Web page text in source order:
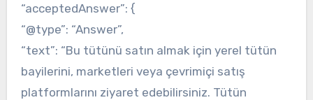
“acceptedAnswer”: {
“@type”: “Answer”,
“text”: “Bu tütünü satın almak için yerel tütün
bayilerini, marketleri veya çevrimiçi satış
platformlarını ziyaret edebilirsiniz. Tütün